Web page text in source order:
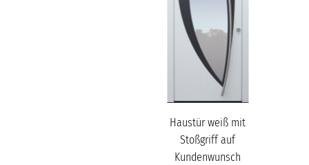
Haustür weiß mit
Stoßgriff auf
Kundenwunsch